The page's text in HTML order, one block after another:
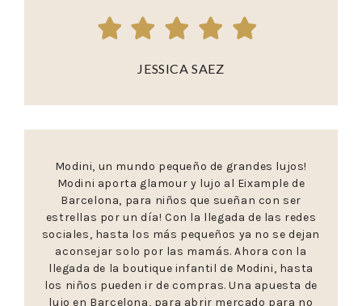
JESSICA SAEZ
Modini, un mundo pequeño de grandes lujos!
Modini aporta glamour y lujo al Eixample de
Barcelona, para niños que sueñan con ser
estrellas por un día! Con la llegada de las redes
sociales, hasta los más pequeños ya no se dejan
aconsejar solo por las mamás. Ahora con la
llegada de la boutique infantil de Modini, hasta
los niños pueden ir de compras. Una apuesta de
lujo en Barcelona, para abrir mercado para no